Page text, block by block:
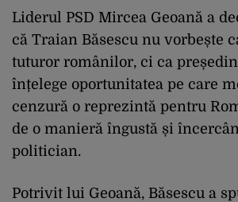
Liderul PSD Mircea Geoană a
că Traian Băsescu nu vorbește
tuturor românilor, ci ca
înțelege oportunitatea pe care
cenzură o reprezintă pentru
de o manieră îngustă și
politician.
Potrivit lui Geoană, Băsescu a